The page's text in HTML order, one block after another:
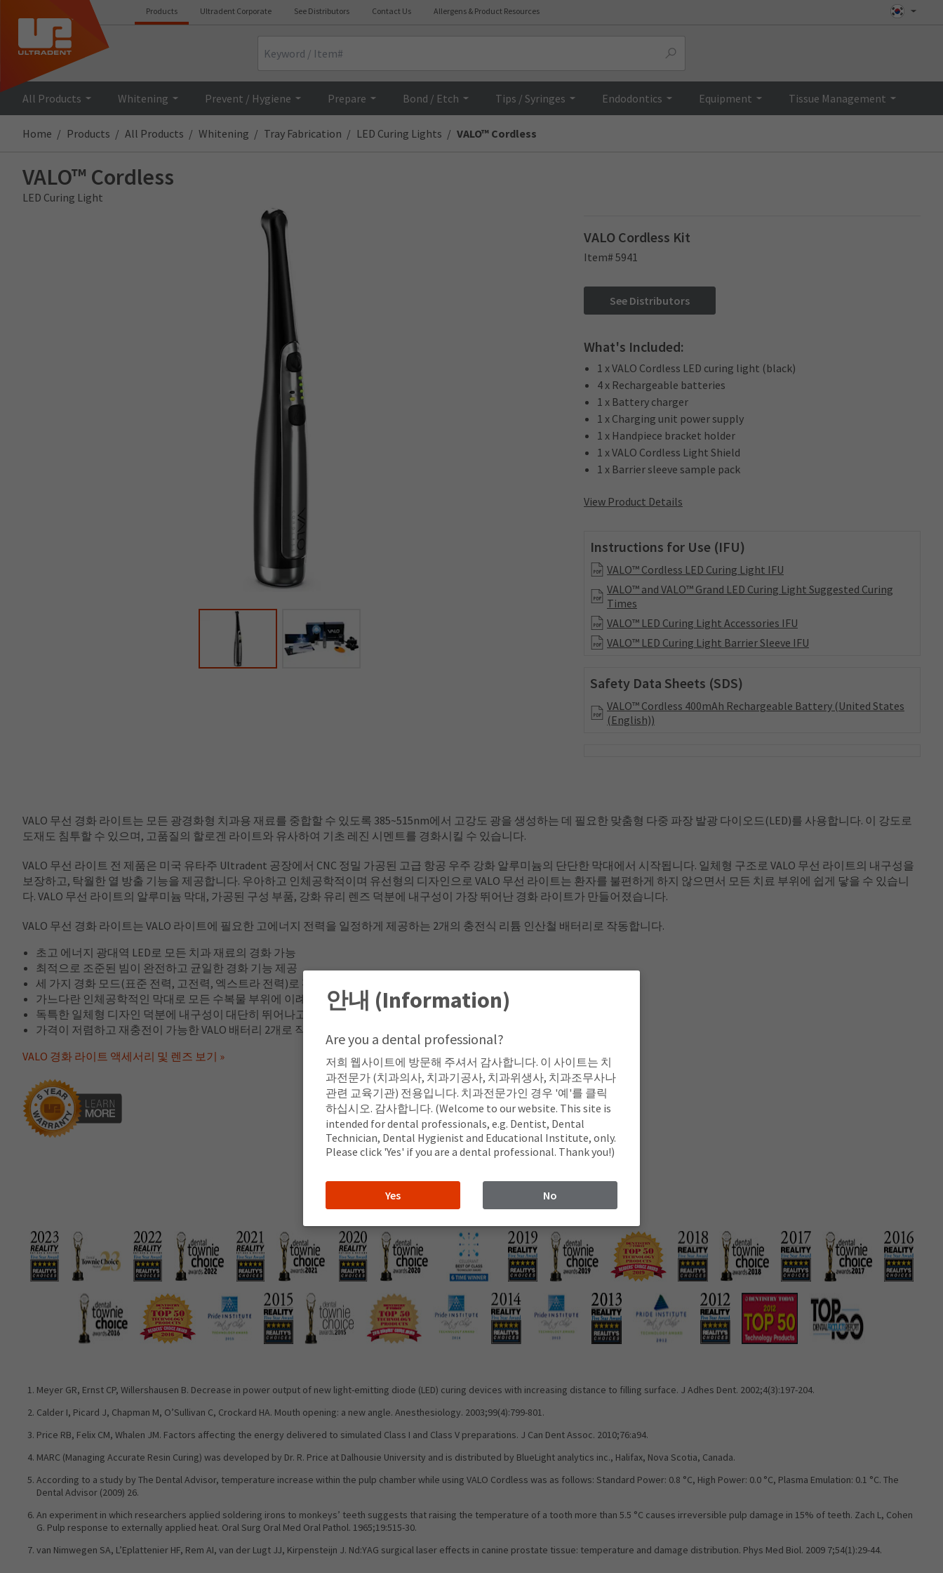
Products Ultradent Corporate See Distributors Contact Us Allergens & Product Resources
All Products Whitening Prevent / Hygiene Prepare Bond / Etch Tips / Syringes Endodontics Equipment Tissue Management
Home Products All Products Whitening Tray Fabrication LED Curing Lights VALO™ Cordless
VALO™ Cordless
LED Curing Light
VALO Cordless Kit
Item# 5941
See Distributors
What's Included:
1 x VALO Cordless LED curing light (black)
4 x Rechargeable batteries
1 x Battery charger
1 x Charging unit power supply
1 x Handpiece bracket holder
1 x VALO Cordless Light Shield
1 x Barrier sleeve sample pack
View Product Details
Instructions for Use (IFU)
VALO™ Cordless LED Curing Light IFU
VALO™ and VALO™ Grand LED Curing Light Suggested Curing
Times
VALO™ LED Curing Light Accessories IFU
VALO™ LED Curing Light Barrier Sleeve IFU
Safety Data Sheets (SDS)
VALO™ Cordless 400mAh Rechargeable Battery (United States
(English))
VALO 무선 경화 라이트는 모든 광경화형 치과용 재료를 중합할 수 있도록 385~515nm에서 고강도 광을 생성하는 데 필요한 맞춤형 다중 파장 발광 다이오드(LED)를 사용합니다. 이 강도로
도재도 침투할 수 있으며, 고품질의 할로겐 라이트와 유사하여 기초 레진 시멘트를 경화시킬 수 있습니다.
VALO 무선 라이트 전 제품은 미국 유타주 Ultradent 공장에서 CNC 정밀 가공된 고급 항공 우주 강화 알루미늄의 단단한 막대에서 시작됩니다. 일체형 구조로 VALO 무선 라이트의 내구성을
보장하고, 탁월한 열 방출 기능을 제공합니다. 우아하고 인체공학적이며 유선형의 디자인으로 VALO 무선 라이트는 환자를 불편하게 하지 않으면서 모든 치료 부위에 쉽게 닿을 수 있습니
다. VALO 무선 라이트의 알루미늄 막대, 가공된 구성 부품, 강화 유리 렌즈 덕분에 내구성이 가장 뛰어난 경화 라이트가 만들어졌습니다.
VALO 무선 경화 라이트는 VALO 라이트에 필요한 고에너지 전력을 일정하게 제공하는 2개의 충전식 리튬 인산철 배터리로 작동합니다.
초고 에너지 광대역 LED로 모든 치과 재료의 경화 가능
최적으로 조준된 빔이 완전하고 균일한 경화 기능 제공
세 가지 경화 모드(표준 전력, 고전력, 엑스트라 전력)로 편의성과 유연성 제공
가느다란 인체공학적인 막대로 모든 수복물 부위에 이례적으로 쉽게 접근 가능
독특한 일체형 디자인 덕분에 내구성이 대단히 뛰어나고 엄청나게 가벼움
가격이 저렴하고 재충전이 가능한 VALO 배터리 2개로 작동
VALO 경화 라이트 액세서리 및 렌즈 보기 »
증
Ultradent
Products,
('Ultradent')
을
품
에
함
된
사
용
설
서
Meyer GR, Ernst CP, Willershausen B. Decrease in power output of new light-emitting diode (LED) curing devices with increasing distance to filling surface. J Adhes Dent. 2002;4(3):197-204.
Calder I, Picard J, Chapman M, O’Sullivan C, Crockard HA. Mouth opening: a new angle. Anesthesiology. 2003;99(4):799-801.
Price RB, Felix CM, Whalen JM. Factors affecting the energy delivered to simulated Class I and Class V preparations. J Can Dent Assoc. 2010;76:a94.
MARC (Managing Accurate Resin Curing) was developed by Dr. R. Price at Dalhousie University and is distributed by BlueLight analytics inc., Halifax, Nova Scotia, Canada.
According to a study by The Dental Advisor, temperature increase within the pulp chamber while using VALO Cordless was as follows: Standard Power: 0.8 °C, High Power: 0.0 °C, Plasma Emulation: 0.1 °C. The
Dental Advisor (2009) 26.
An experiment in which researchers applied soldering irons to monkeys’ teeth suggests that raising the temperature of a tooth more than 5.5 °C causes irreversible pulp damage in 15% of teeth. Zach L, Cohen
G. Pulp response to externally applied heat. Oral Surg Oral Med Oral Pathol. 1965;19:515-30.
van Nimwegen SA, L’Eplattenier HF, Rem AI, van der Lugt JJ, Kirpensteijn J. Nd:YAG surgical laser effects in canine prostate tissue: temperature and damage distribution. Phys Med Biol. 2009 7;54(1):29-44.
안내 (Information)
Are you a dental professional?
저희 웹사이트에 방문해 주셔서 감사합니다. 이 사이트는 치
과전문가 (치과의사, 치과기공사, 치과위생사, 치과조무사나
관련 교육기관) 전용입니다. 치과전문가인 경우 '예'를 클릭
하십시오. 감사합니다. (Welcome to our website. This site is
intended for dental professionals, e.g. Dentist, Dental
Technician, Dental Hygienist and Educational Institute, only.
Please click 'Yes' if you are a dental professional. Thank you!)
Yes No